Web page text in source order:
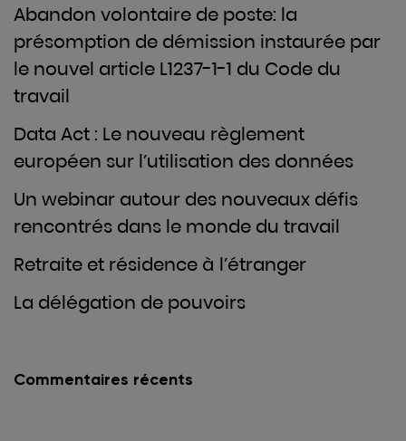
Abandon volontaire de poste: la
présomption de démission instaurée par
le nouvel article L1237-1-1 du Code du
travail
Data Act : Le nouveau règlement
européen sur l’utilisation des données
Un webinar autour des nouveaux défis
rencontrés dans le monde du travail
Retraite et résidence à l’étranger
La délégation de pouvoirs
Commentaires récents